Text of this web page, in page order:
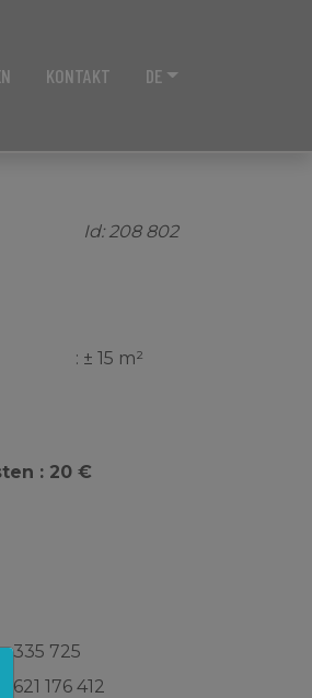
KONTAKT DE
Id: 208 802
: ± 15 m²
: 20 €
: 335 725
: 621 176 412